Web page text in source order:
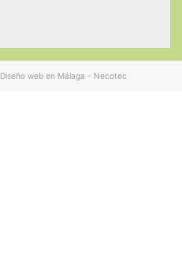
Diseño web en Málaga - Necotec